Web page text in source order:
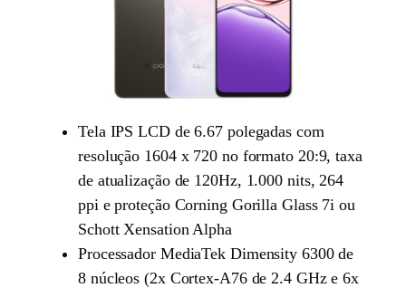
Tela IPS LCD de 6.67 polegadas com
resolução 1604 x 720 no formato 20:9, taxa
de atualização de 120Hz, 1.000 nits, 264
ppi e proteção Corning Gorilla Glass 7i ou
Schott Xensation Alpha
Processador MediaTek Dimensity 6300 de
8 núcleos (2x Cortex-A76 de 2.4 GHz e 6x